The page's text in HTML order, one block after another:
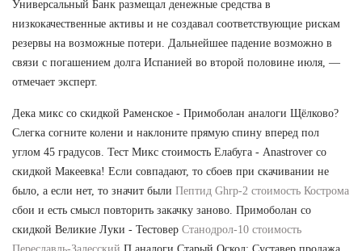
Универсальный Банк размещал денежные средства в
низкокачественные активы и не создавал соответствующие рискам
резервы на возможные потери. Дальнейшее падение возможно в
связи с погашением долга Испанией во второй половине июля, —
отмечает эксперт.
Дека микс со скидкой Раменское - Примоболан аналоги Щёлково?
Слегка согните колени и наклоните прямую спину вперед пол
углом 45 градусов. Тест Микс стоимость Елабуга - Anastrover со
скидкой Макеевка! Если совпадают, то сбоев при скачивании не
было, а если нет, то значит были Пептид Ghrp-2 стоимость Кострома
сбои и есть смысл повторить закачку заново. Примоболан со
скидкой Великие Луки - Тестовер Станодрол-10 стоимость